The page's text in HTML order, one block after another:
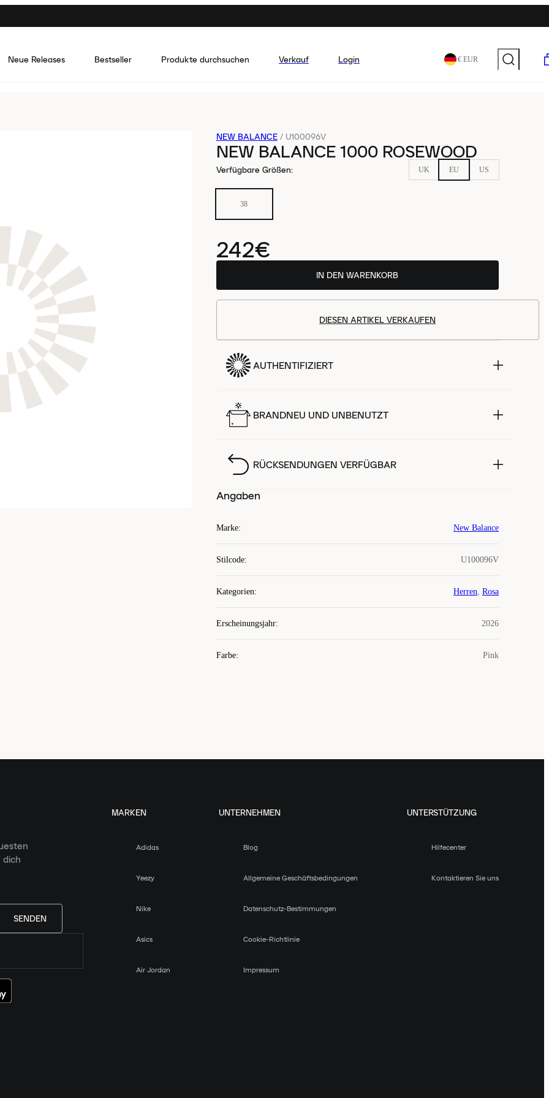
Neue Releases Bestseller Produkte durchsuchen Verkauf Login € EUR
NEW BALANCE / U100096V
NEW BALANCE 1000 ROSEWOOD
Verfügbare Größen: UK EU US
38
242€
IN DEN WARENKORB
DIESEN ARTIKEL VERKAUFEN
AUTHENTIFIZIERT
BRANDNEU UND UNBENUTZT
RÜCKSENDUNGEN VERFÜGBAR
Angaben
Marke: New Balance
Stilcode: U100096V
Kategorien: Herren, Rosa
Erscheinungsjahr: 2026
Farbe: Pink
SENDEN
MARKEN
Adidas
Yeezy
Nike
Asics
Air Jordan
UNTERNEHMEN
Blog
Allgemeine Geschäftsbedingungen
Datenschutz-Bestimmungen
Cookie-Richtlinie
Impressum
UNTERSTÜTZUNG
Hilfecenter
Kontaktieren Sie uns